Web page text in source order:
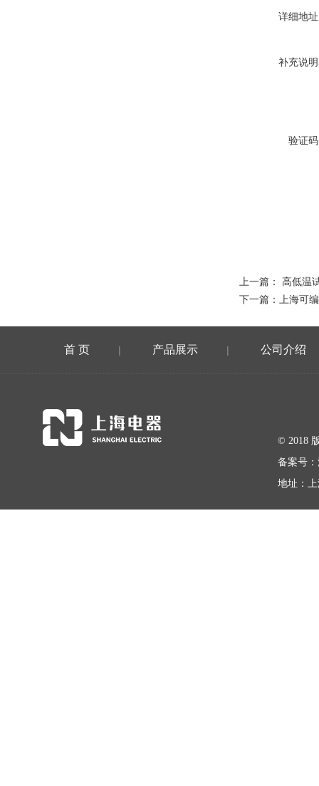
详细地
补充说
验证
上一篇： 高低温
下一篇：
上海可
首 页 | 产品展示 | 公司介绍
© 2018
备案号：
地址：